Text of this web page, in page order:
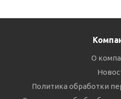
О
Политика обработки